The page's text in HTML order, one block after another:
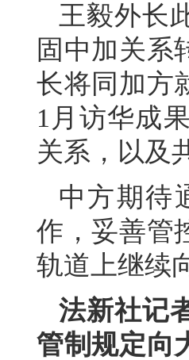
王毅外长
固中加关系
长将同加方
1月访华成
关系，以及
中方期待
作，妥善管
轨道上继续
法新社记
管制规定向